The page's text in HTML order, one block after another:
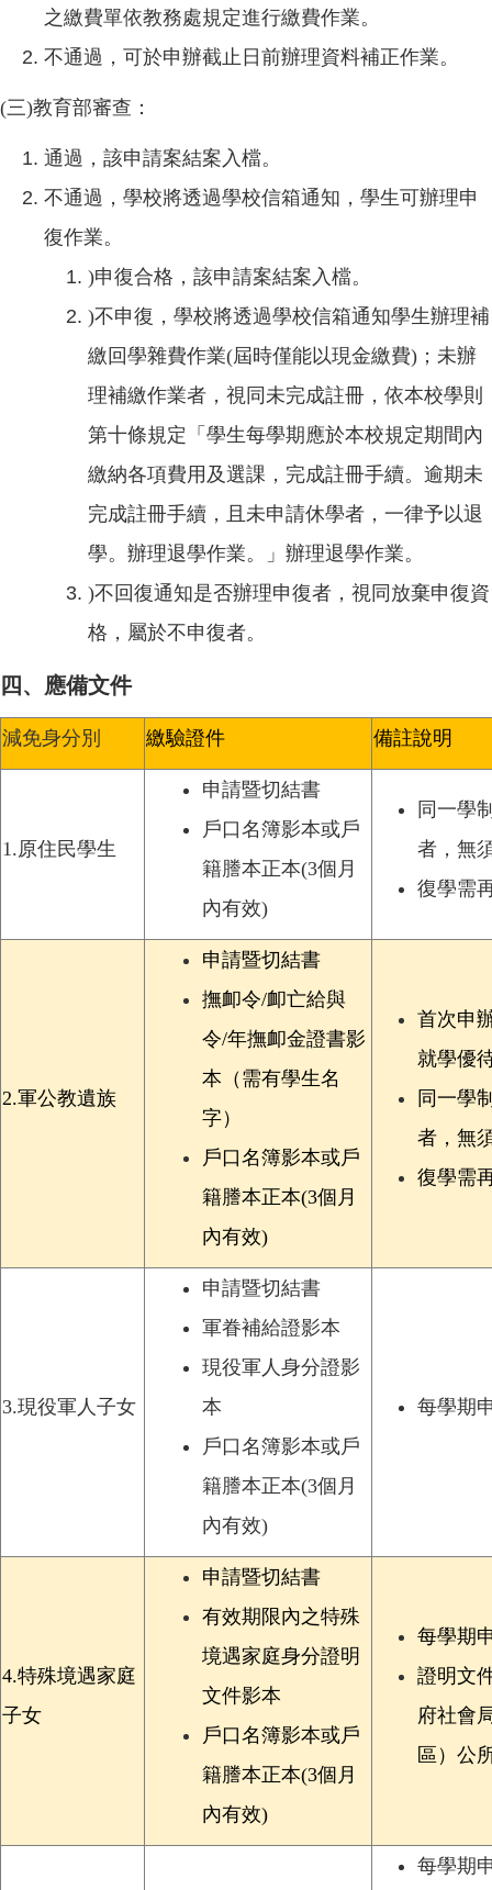
之繳費單依教務處規定進行繳費作業。
不通過，可於申辦截止日前辦理資料補正作業。
(三)教育部審查：
通過，該申請案結案入檔。
不通過，學校將透過學校信箱通知，學生可辦理申
復作業。
)申復合格，該申請案結案入檔。
)不申復，學校將透過學校信箱通知學生辦理補
繳回學雜費作業(屆時僅能以現金繳費)；未辦
理補繳作業者，視同未完成註冊，依本校學則
第十條規定「學生每學期應於本校規定期間內
繳納各項費用及選課，完成註冊手續。逾期未
完成註冊手續，且未申請休學者，一律予以退
學。辦理退學作業。」辦理退學作業。
)不回復通知是否辦理申復者，視同放棄申復資
格 ，屬於不申復者。
四、應備文件
減免身分別 繳驗證件 備註說明
1.原住民學生
申請暨切結書
戶口名簿影本或戶
籍謄本正本(3個月
內有效)
同一學
者，無
復學需
2.軍公教遺族
申請暨切結書
撫卹令/卹亡給與
令/年撫卹金證書影
本（需有學生名
字）
戶口名簿影本或戶
籍謄本正本(3個月
內有效)
首次申
就學優
同一學
者，無
復學需
3.現役軍人子女
申請暨切結書
軍眷補給證影本
現役軍人身分證影
本
戶口名簿影本或戶
籍謄本正本(3個月
內有效)
每學期
4.特殊境遇家庭
子女
申請暨切結書
有效期限內之特殊
境遇家庭身分證明
文件影本
戶口名簿影本或戶
籍謄本正本(3個月
內有效)
每學期
證明文
府社會
區）公
每學期